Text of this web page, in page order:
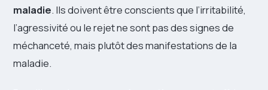
maladie. Ils doivent être conscients que l’irritabilité,
l’agressivité ou le rejet ne sont pas des signes de
méchanceté, mais plutôt des manifestations de la
maladie.